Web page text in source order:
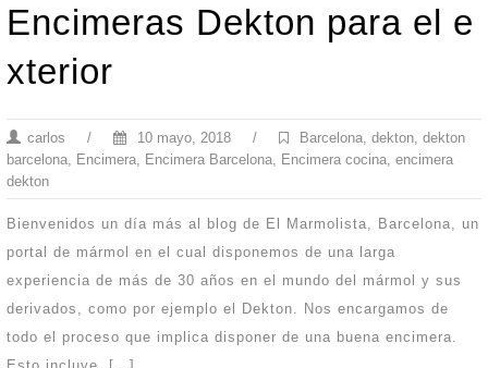
Encimeras Dekton para el e
xterior
carlos / 10 mayo, 2018 / Barcelona dekton dekton
barcelona
Encimera Encimera Barcelona Encimera cocina encimera
dekton
Bienvenidos un día más al blog de El Marmolista, Barcelona, un
portal de mármol en el cual disponemos de una larga
experiencia de más de 30 años en el mundo del mármol y sus
derivados, como por ejemplo el Dekton. Nos encargamos de
todo el proceso que implica disponer de una buena encimera.